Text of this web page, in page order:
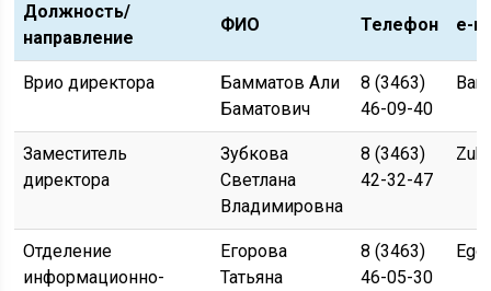
Должность/
направление
ФИО Телефон e-
Врио директора
Бамматов Али
Баматович
8 (3463)
46-09-40
Заместитель
директора
Зубкова
Светлана
Владимировна
8 (3463)
42-32-47
Отделение
информационно-
Егорова
Татьяна
8 (3463)
46-05-30